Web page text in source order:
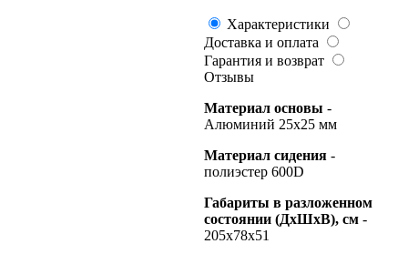
Характеристики
Доставка и оплата
Гарантия и возврат
Отзывы
Материал основы -
Алюминий 25x25 мм
Материал сидения -
полиэстер 600D
Габариты в разложенном
состоянии (ДхШхВ), см -
205х78х51